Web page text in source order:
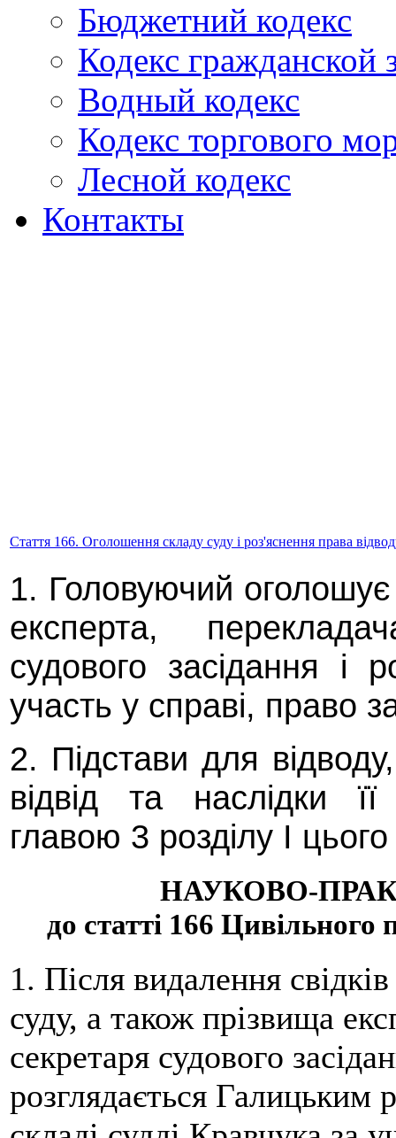
Бюджетний кодекс
Кодекс гражданской
Водный кодекс
Кодекс торгового
Лесной кодекс
Контакты
Стаття 166. Оголошення складу суду і роз'яснення права
1. Головуючий
експерта,
судового засідання і
участь у справі, право
2. Підстави для
відвід та наслідки
главою 3 розділу I
НАУКОВО-
до статті 166 Цивільного
1. Після видалення
суду, а також прізвища
секретаря судового
розглядається